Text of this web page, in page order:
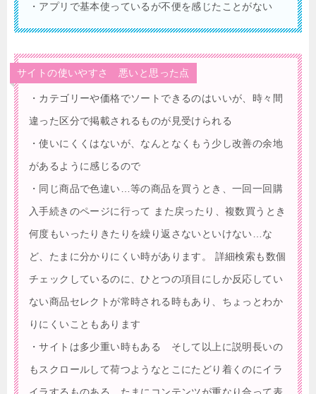
・アプリで基本使っているが不便を感じたことがない
サイトの使いやすさ 悪いと思った点
・カテゴリーや価格でソートできるのはいいが、時々間
違った区分で掲載されるものが見受けられる
・使いにくくはないが、なんとなくもう少し改善の余地
があるように感じるので
・同じ商品で色違い…等の商品を買うとき、一回一回購
入手続きのページに行って また戻ったり、複数買うとき
何度もいったりきたりを繰り返さないといけない…な
ど、たまに分かりにくい時があります。 詳細検索も数個
チェックしているのに、ひとつの項目にしか反応してい
ない商品セレクトが常時される時もあり、ちょっとわか
りにくいこともあります
・サイトは多少重い時もある そして以上に説明長いの
もスクロールして荷つようなとこにたどり着くのにイラ